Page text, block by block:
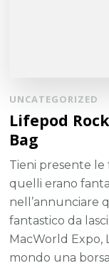
UNCATEGORIZED
Lifepod
Bag
Tieni presente le
quelli erano
nell’annunciare
fantastico da
MacWorld Expo,
mondo una